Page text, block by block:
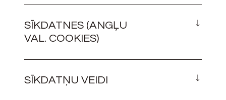
SĪKDATNES (ANGĻU
VAL. COOKIES)
SĪKDATŅU VEIDI